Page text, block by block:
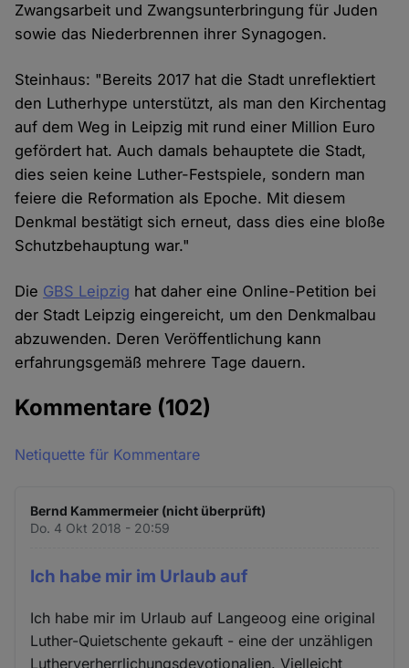
Zwangsarbeit und Zwangsunterbringung für Juden
sowie das Niederbrennen ihrer Synagogen.
Steinhaus: "Bereits 2017 hat die Stadt unreflektiert
den Lutherhype unterstützt, als man den Kirchentag
auf dem Weg in Leipzig mit rund einer Million Euro
gefördert hat. Auch damals behauptete die Stadt,
dies seien keine Luther-Festspiele, sondern man
feiere die Reformation als Epoche. Mit diesem
Denkmal bestätigt sich erneut, dass dies eine bloße
Schutzbehauptung war."
Die GBS Leipzig hat daher eine Online-Petition bei
der Stadt Leipzig eingereicht, um den Denkmalbau
abzuwenden. Deren Veröffentlichung kann
erfahrungsgemäß mehrere Tage dauern.
Kommentare (102)
Netiquette für Kommentare
Bernd Kammermeier (nicht überprüft)
Do. 4 Okt 2018 - 20:59
Ich habe mir im Urlaub auf
Ich habe mir im Urlaub auf Langeoog eine original
Luther-Quietschente gekauft - eine der unzähligen
Lutherverherrlichungsdevotionalien. Vielleicht